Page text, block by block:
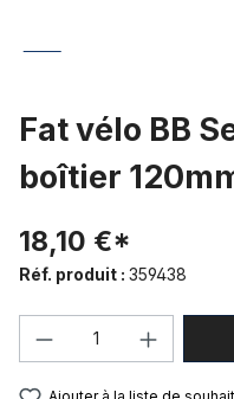
Fat vélo BB
boîtier
18,10 €*
Réf. produit : 359438
Quantité de